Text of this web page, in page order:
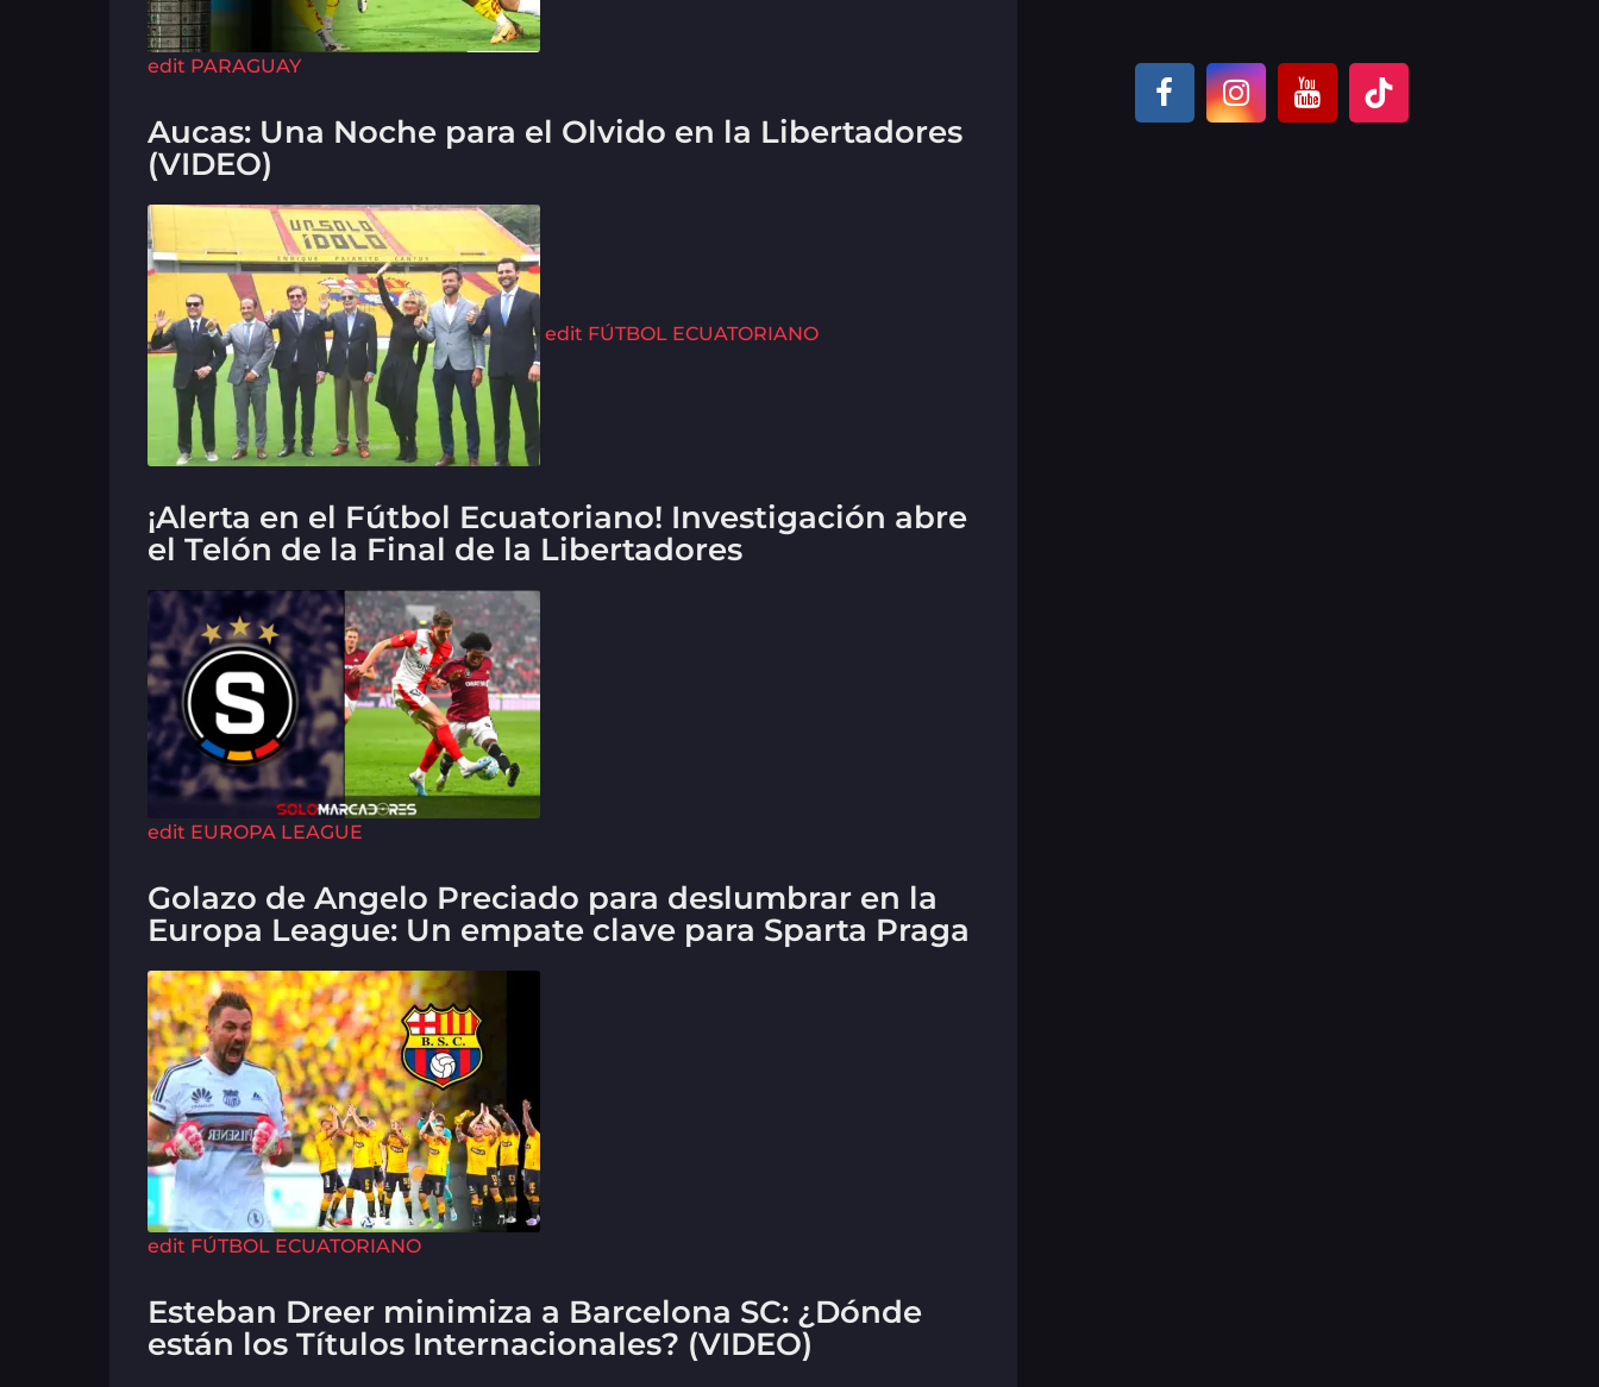
edit PARAGUAY
Aucas: Una Noche para el Olvido en la Libertadores
(VIDEO)
edit FÚTBOL ECUATORIANO
¡Alerta en el Fútbol Ecuatoriano! Investigación abre
el Telón de la Final de la Libertadores
edit EUROPA LEAGUE
Golazo de Angelo Preciado para deslumbrar en la
Europa League: Un empate clave para Sparta Praga
edit FÚTBOL ECUATORIANO
Esteban Dreer minimiza a Barcelona SC: ¿Dónde
están los Títulos Internacionales? (VIDEO)